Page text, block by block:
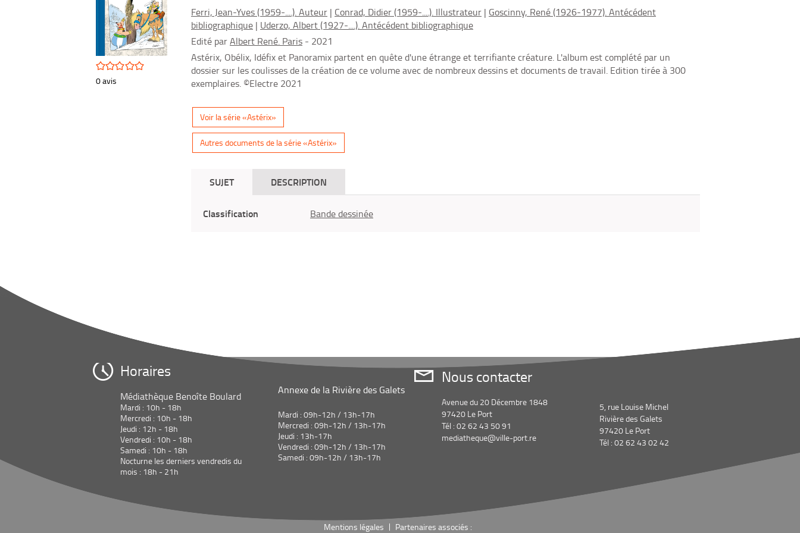
/5
0avis
Ferri, Jean-Yves (1959-....). Auteur | Conrad, Didier (1959-....). Illustrateur | Goscinny, René (1926-1977). Antécédent
bibliographique | Uderzo, Albert (1927-....). Antécédent bibliographique
Edité parAlbert René. Paris - 2021
Astérix, Obélix, Idéfix et Panoramix partent en quête d'une étrange et terrifiante créature. L'album est complété par un
dossier sur les coulisses de la création de ce volume avec de nombreux dessins et documents de travail. Edition tirée à 300
exemplaires. ©Electre 2021
Voir la série «Astérix»
Autres documents de la série «Astérix»
SUJET DESCRIPTION
Classification Bande dessinée
Horaires
Médiathèque Benoîte Boulard
Mardi : 10h - 18h
Mercredi : 10h - 18h
Jeudi : 12h - 18h
Vendredi : 10h - 18h
Samedi : 10h - 18h
Nocturne les derniers vendredis du
mois : 18h - 21h
Annexe de la Rivière des Galets
Mardi : 09h-12h / 13h-17h
Mercredi : 09h-12h / 13h-17h
Jeudi : 13h-17h
Vendredi : 09h-12h / 13h-17h
Samedi : 09h-12h / 13h-17h
Nous contacter
Avenue du 20 Décembre 1848
97420 Le Port
Tél : 02 62 43 50 91
mediatheque@ville-port.re
5, rue Louise Michel
Rivière des Galets
97420 Le Port
Tél : 02 62 43 02 42
Mentions légales Partenaires associés :